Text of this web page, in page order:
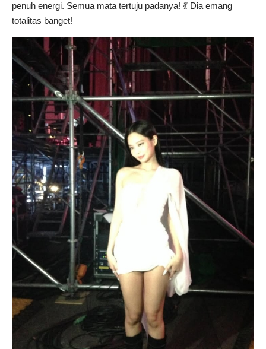
penuh energi. Semua mata tertuju padanya! 💃 Dia emang
totalitas banget!